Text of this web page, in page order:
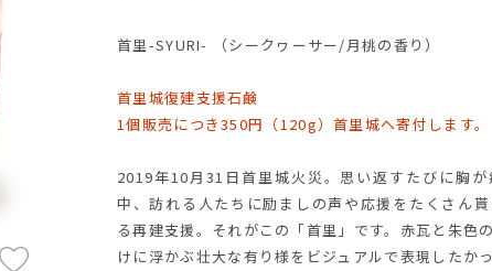
首里-SYURI- （シークヮーサー/月桃の香り）
首里城復建支援石鹸
1個販売につき350円（120g）首里城へ寄付します。
2019年10月31日首里城火災。思い返すたびに胸
中、訪れる人たちに励ましの声や応援をたくさん
る再建支援。それがこの「首里」です。赤瓦と朱色
けに浮かぶ壮大な有り様をビジュアルで表現したか